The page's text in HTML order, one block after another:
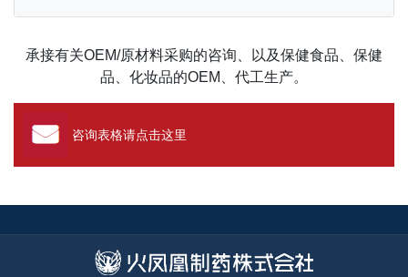
承接有关OEM/原材料采购的咨询、以及保健食品、保健
品、化妆品的OEM、代工生产。
咨询表格请点击这里